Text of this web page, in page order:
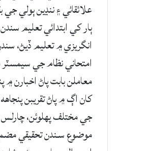
علائقائي ۽ ننڍين ٻولي
ٻار کي ابتدائي تعليم
انگريزي ۾ تعليم ڏيڻ،
امتحاني نظام جي
معاملن بابت پاڻ اخبارن
کان اڳ ۾ پاڻ تقريبن
جي مختلف پھلوئن،
موضوع سـندن تحقيقي